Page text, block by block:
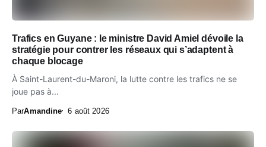
Trafics en Guyane : le ministre David Amiel dévoile la
stratégie pour contrer les réseaux qui s’adaptent à
chaque blocage
À Saint-Laurent-du-Maroni, la lutte contre les trafics ne se
joue pas à...
ParAmandine 6 août 2026